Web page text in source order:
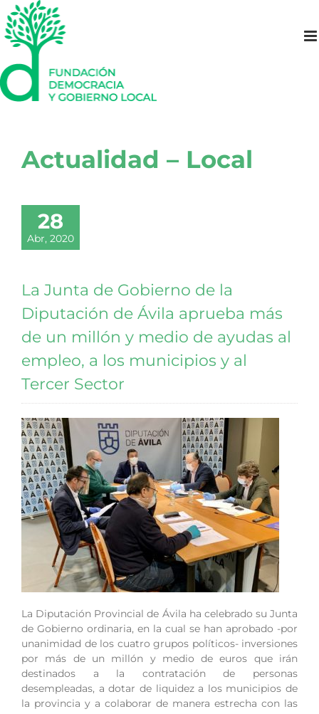
Saltar
al
contenido
Actualidad – Local
28
Abr, 2020
La Junta de Gobierno de la
Diputación de Ávila aprueba más
de un millón y medio de ayudas al
empleo, a los municipios y al
Tercer Sector
La Diputación Provincial de Ávila ha celebrado su Junta
de Gobierno ordinaria, en la cual se han aprobado -por
unanimidad de los cuatro grupos políticos- inversiones
por más de un millón y medio de euros que irán
destinados a la contratación de personas
desempleadas, a dotar de liquidez a los municipios de
la provincia y a colaborar de manera estrecha con las